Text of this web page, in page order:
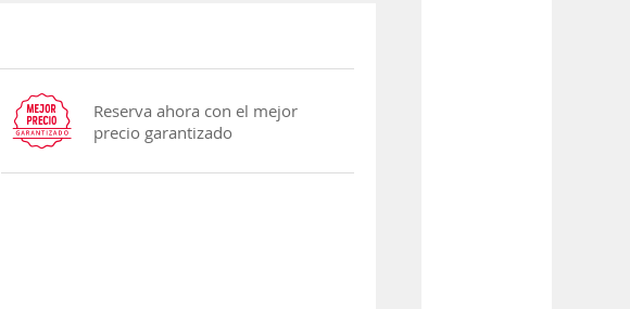
Reserva ahora con el mejor
precio garantizado